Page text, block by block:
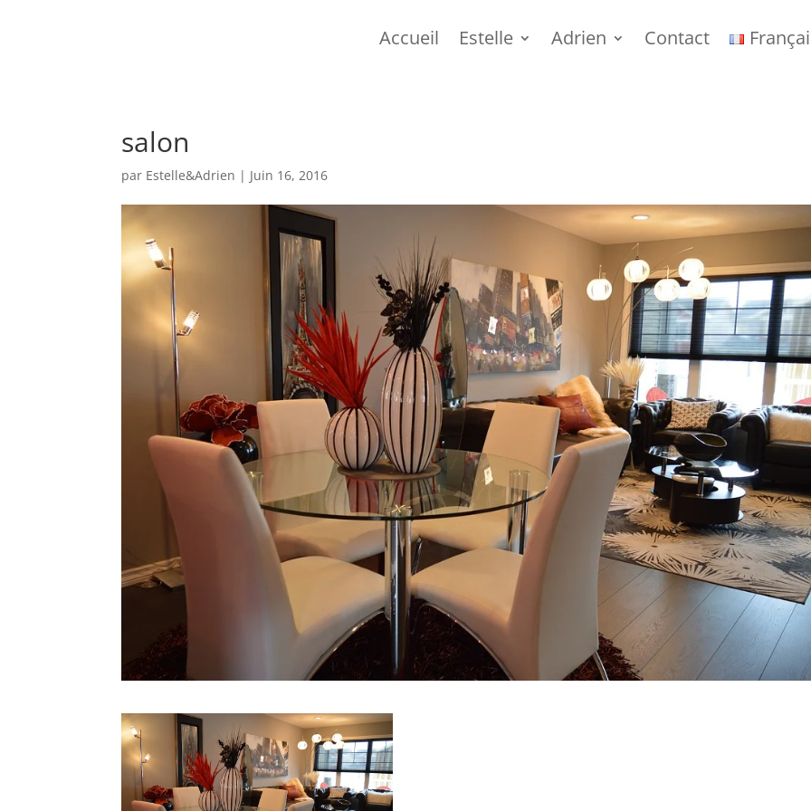
Accueil Estelle Adrien Contact
salon
par Estelle&Adrien | Juin 16, 2016